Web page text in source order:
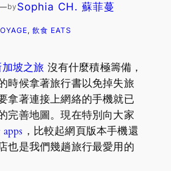
by Sophia CH. 蘇菲蔓
, 飲食 EATS
坡之旅 沒有什麼積極籌備，
時候拿著旅行書以免掉失旅
拿著連接上網絡的手機就已
完善地圖。現在特別向大家
，比較起網頁版本手機還
也是我們幾趟旅行最愛用的